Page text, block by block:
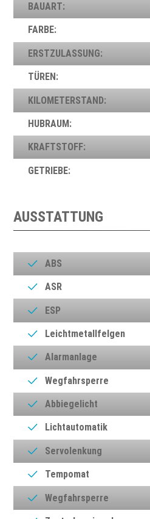
BAUART:
FARBE:
ERSTZULASSUNG:
TÜREN:
KILOMETERSTAND:
HUBRAUM:
KRAFTSTOFF:
GETRIEBE:
AUSSTATTUNG
ABS
ASR
ESP
Leichtmetallfelgen
Alarmanlage
Wegfahrsperre
Abbiegelicht
Lichtautomatik
Servolenkung
Tempomat
Wegfahrsperre